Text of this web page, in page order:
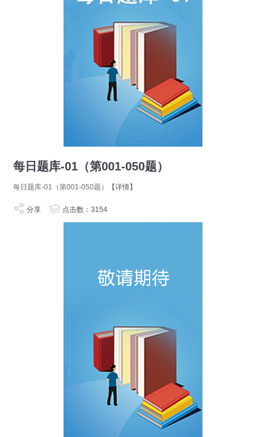
每日题库-01（第001-050题）
每日题库-01（第001-050题） 【详情】
分享 点击数：3154